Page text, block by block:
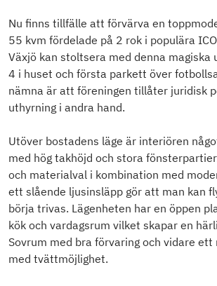
Nu finns tillfälle att förvärva en
55 kvm fördelade på 2 rok i populära
Växjö kan stoltsera med denna magiska
4 i huset och första parkett över
nämna är att föreningen tillåter juridisk
uthyrning i andra hand.
Utöver bostadens läge är interiören
med hög takhöjd och stora
och materialval i kombination med
ett slående ljusinsläpp gör att man kan
börja trivas. Lägenheten har en öppen
kök och vardagsrum vilket skapar en
Sovrum med bra förvaring och vidare
med tvättmöjlighet.